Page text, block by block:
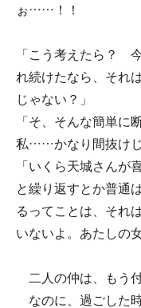
ぉ……！！
「こう考えたら？
れ続けたなら、それ
じゃない？」
「そ、そんな簡単に
私……かなり間抜けじ
「いくら天城さんが
と繰り返すとか普通
るってことは、それ
いないよ。あたしの
二人の仲は、もう
なのに、過ごした